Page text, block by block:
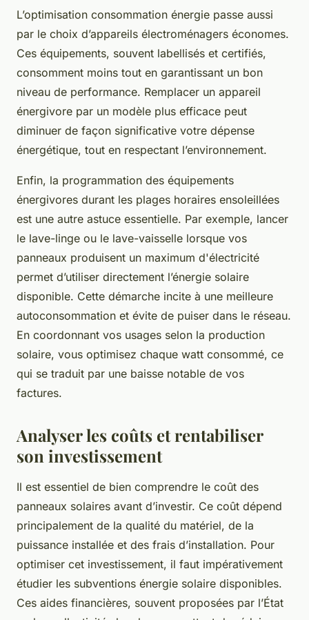
L’optimisation consommation énergie passe aussi
par le choix d’appareils électroménagers économes.
Ces équipements, souvent labellisés et certifiés,
consomment moins tout en garantissant un bon
niveau de performance. Remplacer un appareil
énergivore par un modèle plus efficace peut
diminuer de façon significative votre dépense
énergétique, tout en respectant l’environnement.
Enfin, la programmation des équipements
énergivores durant les plages horaires ensoleillées
est une autre astuce essentielle. Par exemple, lancer
le lave-linge ou le lave-vaisselle lorsque vos
panneaux produisent un maximum d'électricité
permet d’utiliser directement l’énergie solaire
disponible. Cette démarche incite à une meilleure
autoconsommation et évite de puiser dans le réseau.
En coordonnant vos usages selon la production
solaire, vous optimisez chaque watt consommé, ce
qui se traduit par une baisse notable de vos
factures.
Analyser les coûts et rentabiliser
son investissement
Il est essentiel de bien comprendre le coût des
panneaux solaires avant d’investir. Ce coût dépend
principalement de la qualité du matériel, de la
puissance installée et des frais d’installation. Pour
optimiser cet investissement, il faut impérativement
étudier les subventions énergie solaire disponibles.
Ces aides financières, souvent proposées par l’État